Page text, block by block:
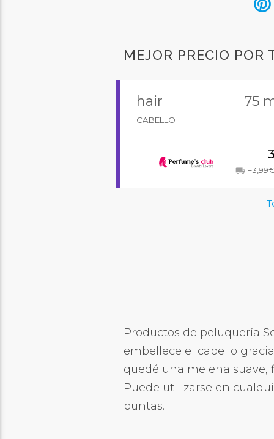
MEJOR PRECIO POR
hair
CABELLO
75
local_shipping
Productos de peluquería
embellece el cabello
quedé una melena suave,
Puede utilizarse en
puntas.